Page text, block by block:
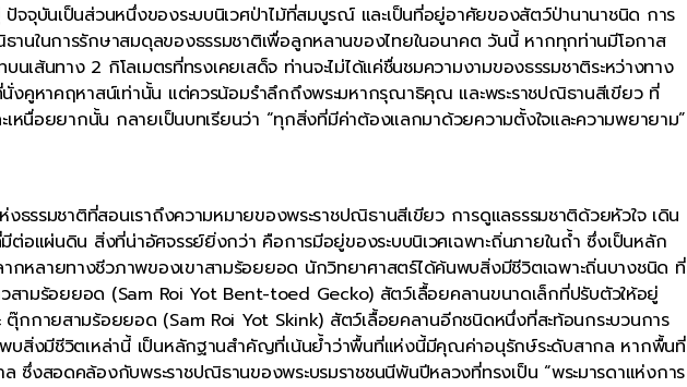
จจุบันเป็นส่วนหนึ่งของระบบนิเวศป่าไม้ที่สมบูรณ์ และเป็นที่อยู่อาศัยของสัตว์ป่านานาชนิด การ
นในการรักษาสมดุลของธรรมชาติเพื่อลูกหลานของไทยในอนาคต วันนี้ หากทุกท่านมีโอกาส
นเส้นทาง 2 กิโลเมตรที่ทรงเคยเสด็จ ท่านจะไม่ได้แค่ชื่นชมความงามของธรรมชาติระหว่างทาง
คูหาคฤหาสน์เท่านั้น แต่ควรน้อมรำลึกถึงพระมหากรุณาธิคุณ และพระราชปณิธานสีเขียว ที่
หนื่อยยากนั้น กลายเป็นบทเรียนว่า “ทุกสิ่งที่มีค่าต้องแลกมาด้วยความตั้งใจและความพยายาม”
งธรรมชาติที่สอนเราถึงความหมายของพระราชปณิธานสีเขียว การดูแลธรรมชาติด้วยหัวใจ เดิน
อแผ่นดิน สิ่งที่น่าอัศจรรย์ยิ่งกว่า คือการมีอยู่ของระบบนิเวศเฉพาะถิ่นภายในถ้ำ ซึ่งเป็นหลัก
หลายทางชีวภาพของเขาสามร้อยยอด นักวิทยาศาสตร์ได้ค้นพบสิ่งมีชีวิตเฉพาะถิ่นบางชนิด ที่
สามร้อยยอด (Sam Roi Yot Bent-toed Gecko) สัตว์เลื้อยคลานขนาดเล็กที่ปรับตัวให้อยู่
กกายสามร้อยยอด (Sam Roi Yot Skink) สัตว์เลื้อยคลานอีกชนิดหนึ่งที่สะท้อนกระบวนการ
บสิ่งมีชีวิตเหล่านี้ เป็นหลักฐานสำคัญที่เน้นย้ำว่าพื้นที่แห่งนี้มีคุณค่าอนุรักษ์ระดับสากล หากพื้นที่
ซึ่งสอดคล้องกับพระราชปณิธานของพระบรมราชชนนีพันปีหลวงที่ทรงเป็น “พระมารดาแห่งการ